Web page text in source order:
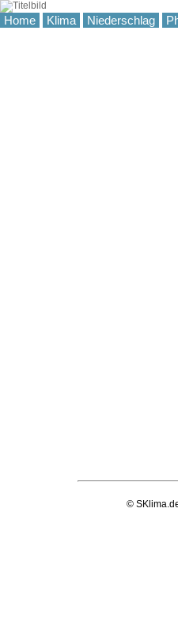
Home Klima Niederschlag
©